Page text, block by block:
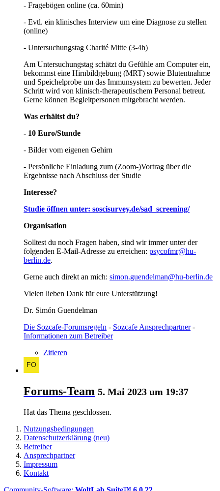
- Fragebögen online (ca. 60min)
- Evtl. ein klinisches Interview um eine Diagnose zu stellen
(online)
- Untersuchungstag Charité Mitte (3-4h)
Am Untersuchungstag schätzt du Gefühle am Computer ein,
bekommst eine Hirnbildgebung (MRT) sowie Blutentnahme
und Speichelprobe um das Immunsystem zu bewerten. Jeder
Schritt wird von klinisch-therapeutischem Personal betreut.
Gerne können Begleitpersonen mitgebracht werden.
Was erhältst du?
- 10 Euro/Stunde
- Bilder vom eigenen Gehirn
- Persönliche Einladung zum (Zoom-)Vortrag über die
Ergebnisse nach Abschluss der Studie
Interesse?
Studie öffnen unter: soscisurvey.de/sad_screening/
Organisation
Solltest du noch Fragen haben, sind wir immer unter der
folgenden E-Mail-Adresse zu erreichen: psycofmr@hu-
berlin.de.
Gerne auch direkt an mich: simon.guendelman@hu-berlin.de
Vielen lieben Dank für eure Unterstützung!
Dr. Simón Guendelman
Die Sozcafe-Forumsregeln - Sozcafe Ansprechpartner-
Informationen zum Betreiber
Zitieren
Forums-Team 5. Mai 2023 um 19:37
Hat das Thema geschlossen.
Nutzungsbedingungen
Datenschutzerklärung (neu)
Betreiber
Ansprechpartner
Impressum
Kontakt